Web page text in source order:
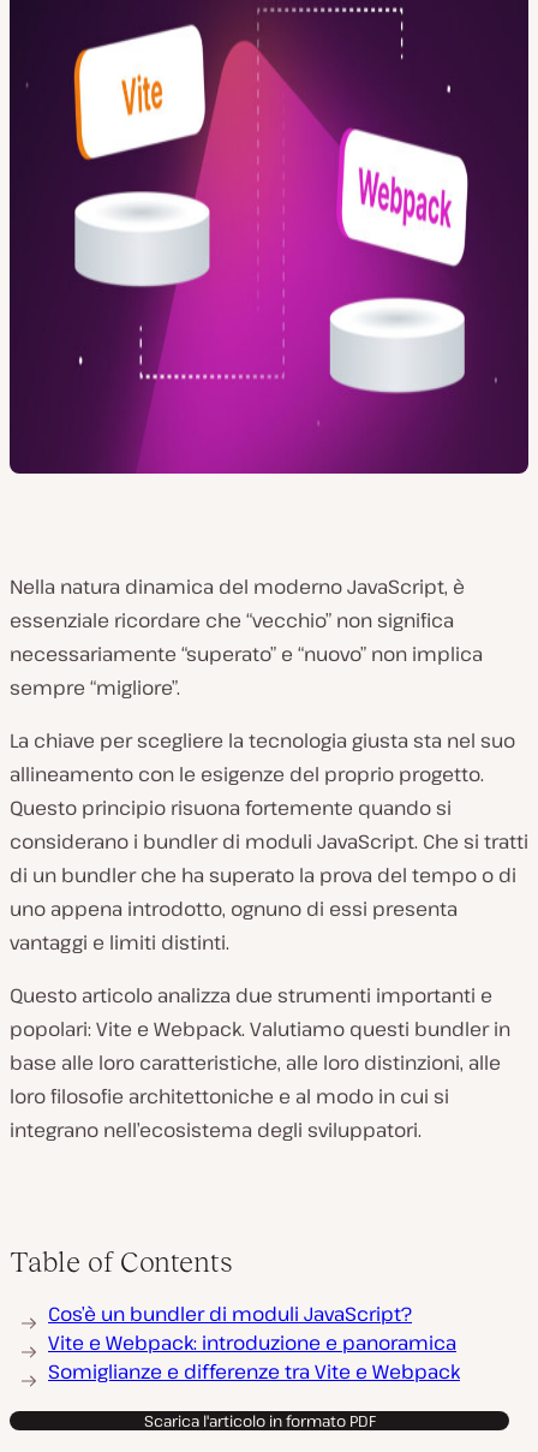
Nella natura dinamica del moderno JavaScript, è
essenziale ricordare che “vecchio” non significa
necessariamente “superato” e “nuovo” non implica
sempre “migliore”.
La chiave per scegliere la tecnologia giusta sta nel suo
allineamento con le esigenze del proprio progetto.
Questo principio risuona fortemente quando si
considerano i bundler di moduli JavaScript. Che si tratti
di un bundler che ha superato la prova del tempo o di
uno appena introdotto, ognuno di essi presenta
vantaggi e limiti distinti.
Questo articolo analizza due strumenti importanti e
popolari: Vite e Webpack. Valutiamo questi bundler in
base alle loro caratteristiche, alle loro distinzioni, alle
loro filosofie architettoniche e al modo in cui si
integrano nell’ecosistema degli sviluppatori.
Table of Contents
Cos’è un bundler di moduli JavaScript?
Vite e Webpack: introduzione e panoramica
Somiglianze e differenze tra Vite e Webpack
Scarica l'articolo in formato PDF